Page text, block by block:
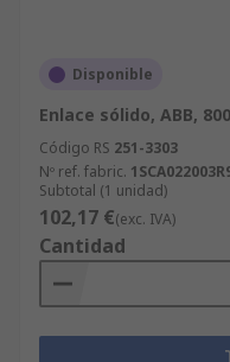
Disponible
Enlace sólido, ABB,
Código RS 251-3303
Nº ref. fabric.
Subtotal (1 unidad)
102,17 €(exc. IVA)
Cantidad